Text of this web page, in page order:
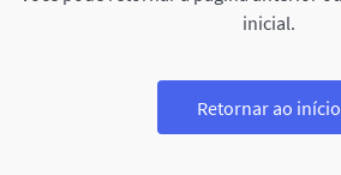
inicial.
Retornar ao início